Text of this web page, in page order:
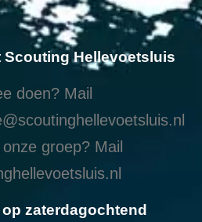
Scouting Hellevoetsluis
doen? Mail
groep? Mail
zaterdagochtend